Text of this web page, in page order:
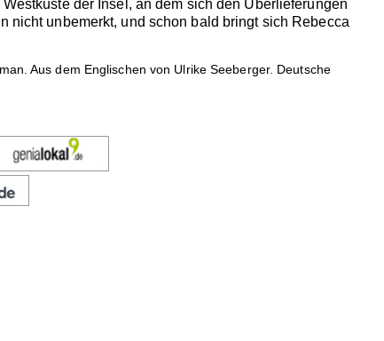
der Insel, an dem sich den Überlieferungen
nicht unbemerkt, und schon bald bringt sich Rebecca
Aus dem Englischen von Ulrike Seeberger. Deutsche